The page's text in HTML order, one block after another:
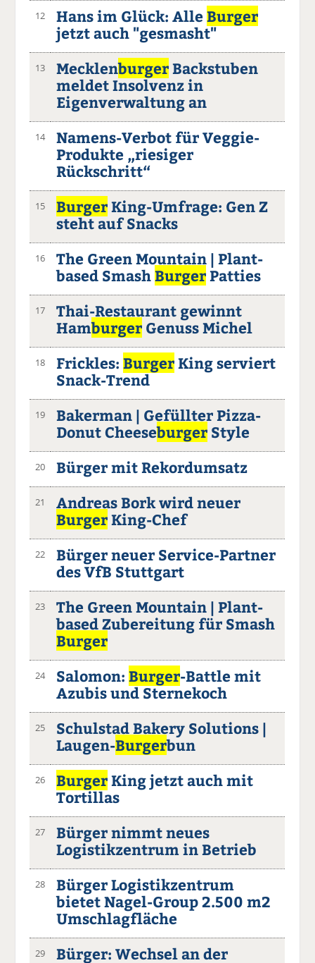
12 Hans im Glück: AlleBurger
jetzt auch "gesmasht"
13 MecklenburgerBackstuben
meldet Insolvenz in
Eigenverwaltung an
14
Namens-Verbot für Veggie-
Produkte „riesiger
Rückschritt“
15 BurgerKing-Umfrage: Gen Z
steht auf Snacks
16
The Green Mountain | Plant-
based SmashBurgerPatties
17
Thai-Restaurant gewinnt
Hamburger Genuss Michel
18 Frickles:BurgerKing serviert
Snack-Trend
19
Bakerman | Gefüllter Pizza-
Donut Cheeseburger Style
20 Bürger mit Rekordumsatz
21
Andreas Bork wird neuer
BurgerKing-Chef
22
Bürger neuer Service-Partner
des VfB Stuttgart
23
The Green Mountain | Plant-
based Zubereitung für Smash
Burger
24 Salomon:Burger-Battle mit
Azubis und Sternekoch
25
Schulstad Bakery Solutions |
Laugen-Burgerbun
26 BurgerKing jetzt auch mit
Tortillas
27
Bürger nimmt neues
Logistikzentrum in Betrieb
28
Bürger Logistikzentrum
bietet Nagel-Group 2.500 m2
Umschlagfläche
29
Bürger: Wechsel an der